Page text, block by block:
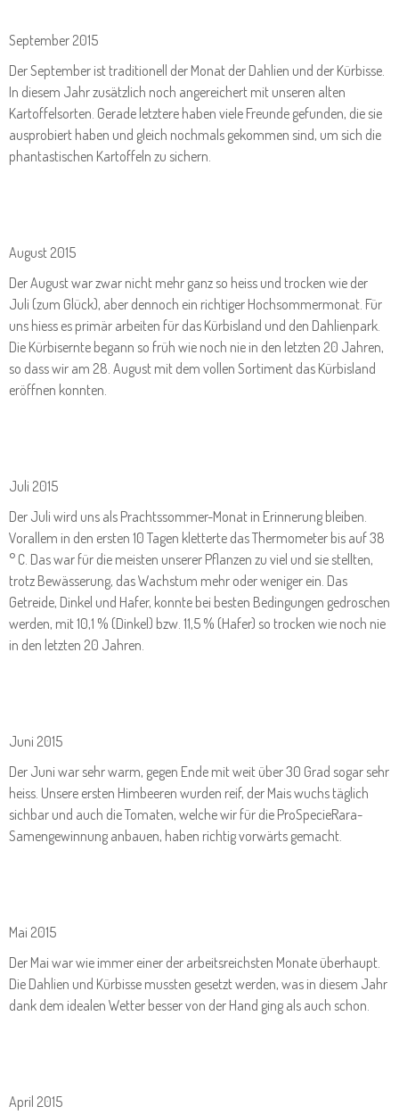
September 2015
Der September ist traditionell der Monat der Dahlien und der Kürbisse.
In diesem Jahr zusätzlich noch angereichert mit unseren alten
Kartoffelsorten. Gerade letztere haben viele Freunde gefunden, die sie
ausprobiert haben und gleich nochmals gekommen sind, um sich die
phantastischen Kartoffeln zu sichern.
August 2015
Der August war zwar nicht mehr ganz so heiss und trocken wie der
Juli (zum Glück), aber dennoch ein richtiger Hochsommermonat. Für
uns hiess es primär arbeiten für das Kürbisland und den Dahlienpark.
Die Kürbisernte begann so früh wie noch nie in den letzten 20 Jahren,
so dass wir am 28. August mit dem vollen Sortiment das Kürbisland
eröffnen konnten.
Juli 2015
Der Juli wird uns als Prachtssommer-Monat in Erinnerung bleiben.
Vorallem in den ersten 10 Tagen kletterte das Thermometer bis auf 38
° C. Das war für die meisten unserer Pflanzen zu viel und sie stellten,
trotz Bewässerung, das Wachstum mehr oder weniger ein. Das
Getreide, Dinkel und Hafer, konnte bei besten Bedingungen gedroschen
werden, mit 10,1 % (Dinkel) bzw. 11,5 % (Hafer) so trocken wie noch nie
in den letzten 20 Jahren.
Juni 2015
Der Juni war sehr warm, gegen Ende mit weit über 30 Grad sogar sehr
heiss. Unsere ersten Himbeeren wurden reif, der Mais wuchs täglich
sichbar und auch die Tomaten, welche wir für die ProSpecieRara-
Samengewinnung anbauen, haben richtig vorwärts gemacht.
Mai 2015
Der Mai war wie immer einer der arbeitsreichsten Monate überhaupt.
Die Dahlien und Kürbisse mussten gesetzt werden, was in diesem Jahr
dank dem idealen Wetter besser von der Hand ging als auch schon.
April 2015